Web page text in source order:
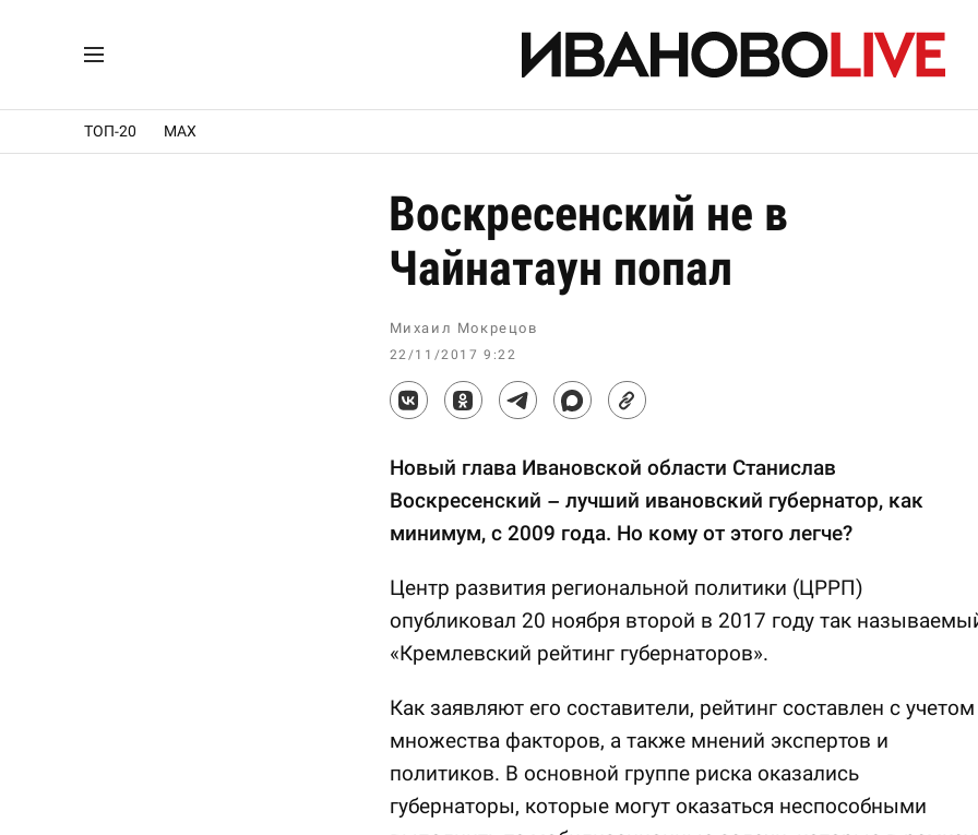
ТОП-20 MAX
Воскресенский не в
Чайнатаун попал
Михаил Мокрецов
22/11/2017 9:22
Новый глава Ивановской области Станислав
Воскресенский – лучший ивановский губернатор, как
минимум, с 2009 года. Но кому от этого легче?
Центр развития региональной политики (ЦРРП)
опубликовал 20 ноября второй в 2017 году так
«Кремлевский рейтинг губернаторов».
Как заявляют его составители, рейтинг составлен с учетом
множества факторов, а также мнений экспертов и
политиков. В основной группе риска оказались
губернаторы, которые могут оказаться неспособными